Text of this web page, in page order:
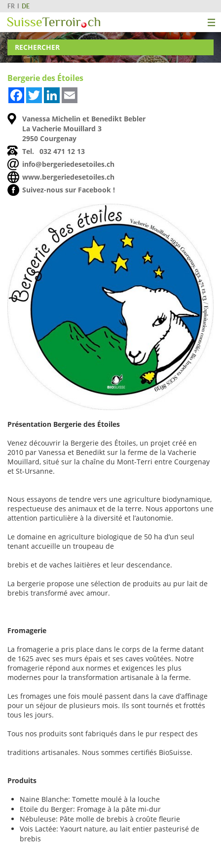
FR DE
RECHERCHER
Bergerie des Étoiles
FacebookTwitterLinkedIn
Vanessa Michelin et Benedikt Bebler
La Vacherie Mouillard 3
2950 Courgenay
Tel.
032 471 12 13
info@bergeriedesetoiles.ch
www.bergeriedesetoiles.ch
Suivez-nous sur Facebook !
Présentation Bergerie des Étoiles
Venez découvrir la Bergerie des Étoiles, un projet créé en
2010 par Vanessa et Benedikt sur la ferme de la Vacherie
Mouillard, situé sur la chaîne du Mont-Terri entre Courgenay
et St-Ursanne.
Nous essayons de tendre vers une agriculture biodynamique,
respectueuse des animaux et de la terre. Nous apportons une
attention particulière à la diversité et l’autonomie.
Le domaine en agriculture biologique de 50 ha d’un seul
tenant accueille un troupeau de
brebis et de vaches laitières et leur descendance.
La bergerie propose une sélection de produits au pur lait de
brebis transformé avec amour.
Fromagerie
La fromagerie a pris place dans le corps de la ferme datant
de 1625 avec ses murs épais et ses caves voûtées. Notre
fromagerie répond aux normes et exigences les plus
modernes pour la transformation artisanale à la ferme.
Les fromages une fois moulé passent dans la cave d’affinage
pour un séjour de plusieurs mois. Ils sont tournés et frottés
tous les jours.
Tous nos produits sont fabriqués dans le pur respect des
traditions artisanales. Nous sommes certifiés BioSuisse.
Produits
Naine Blanche: Tomette moulé à la louche
Etoile du Berger: Fromage à la pâte mi-dur
Nébuleuse: Pâte molle de brebis à croûte fleurie
Vois Lactée: Yaourt nature, au lait entier pasteurisé de
brebis